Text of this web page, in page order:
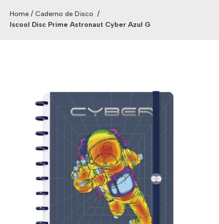
Home / Caderno de Disco /
Iscool Disc Prime Astronaut Cyber Azul G